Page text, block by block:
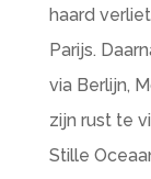
haard
Parijs.
via Berlijn,
zijn rust te
Stille